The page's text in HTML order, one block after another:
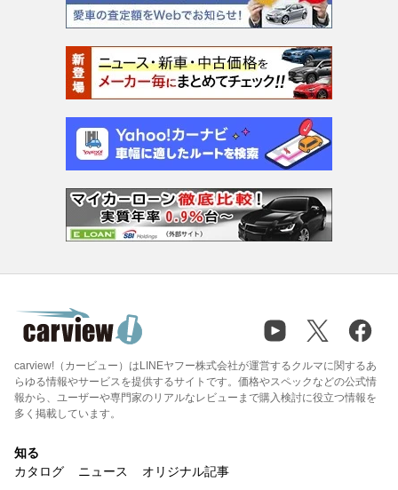
carview!（カービュー）はLINEヤフー株式会社が運営するクルマに関するあ
らゆる情報やサービスを提供するサイトです。価格やスペックなどの公式情
報から、ユーザーや専門家のリアルなレビューまで購入検討に役立つ情報を
多く掲載しています。
知る
カタログ
ニュース オリジナル記事